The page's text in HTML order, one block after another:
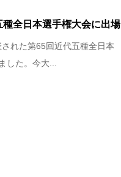
種全日本選手権大会に出場
れた第65回近代五種全日本
した。今大...